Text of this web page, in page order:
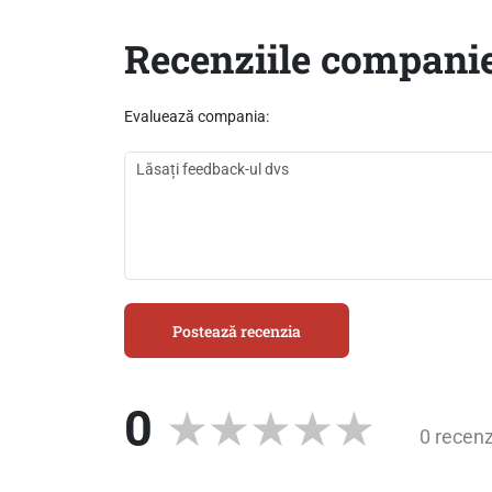
Recenziile
Evaluează compania:
Postează recenzia
0 0